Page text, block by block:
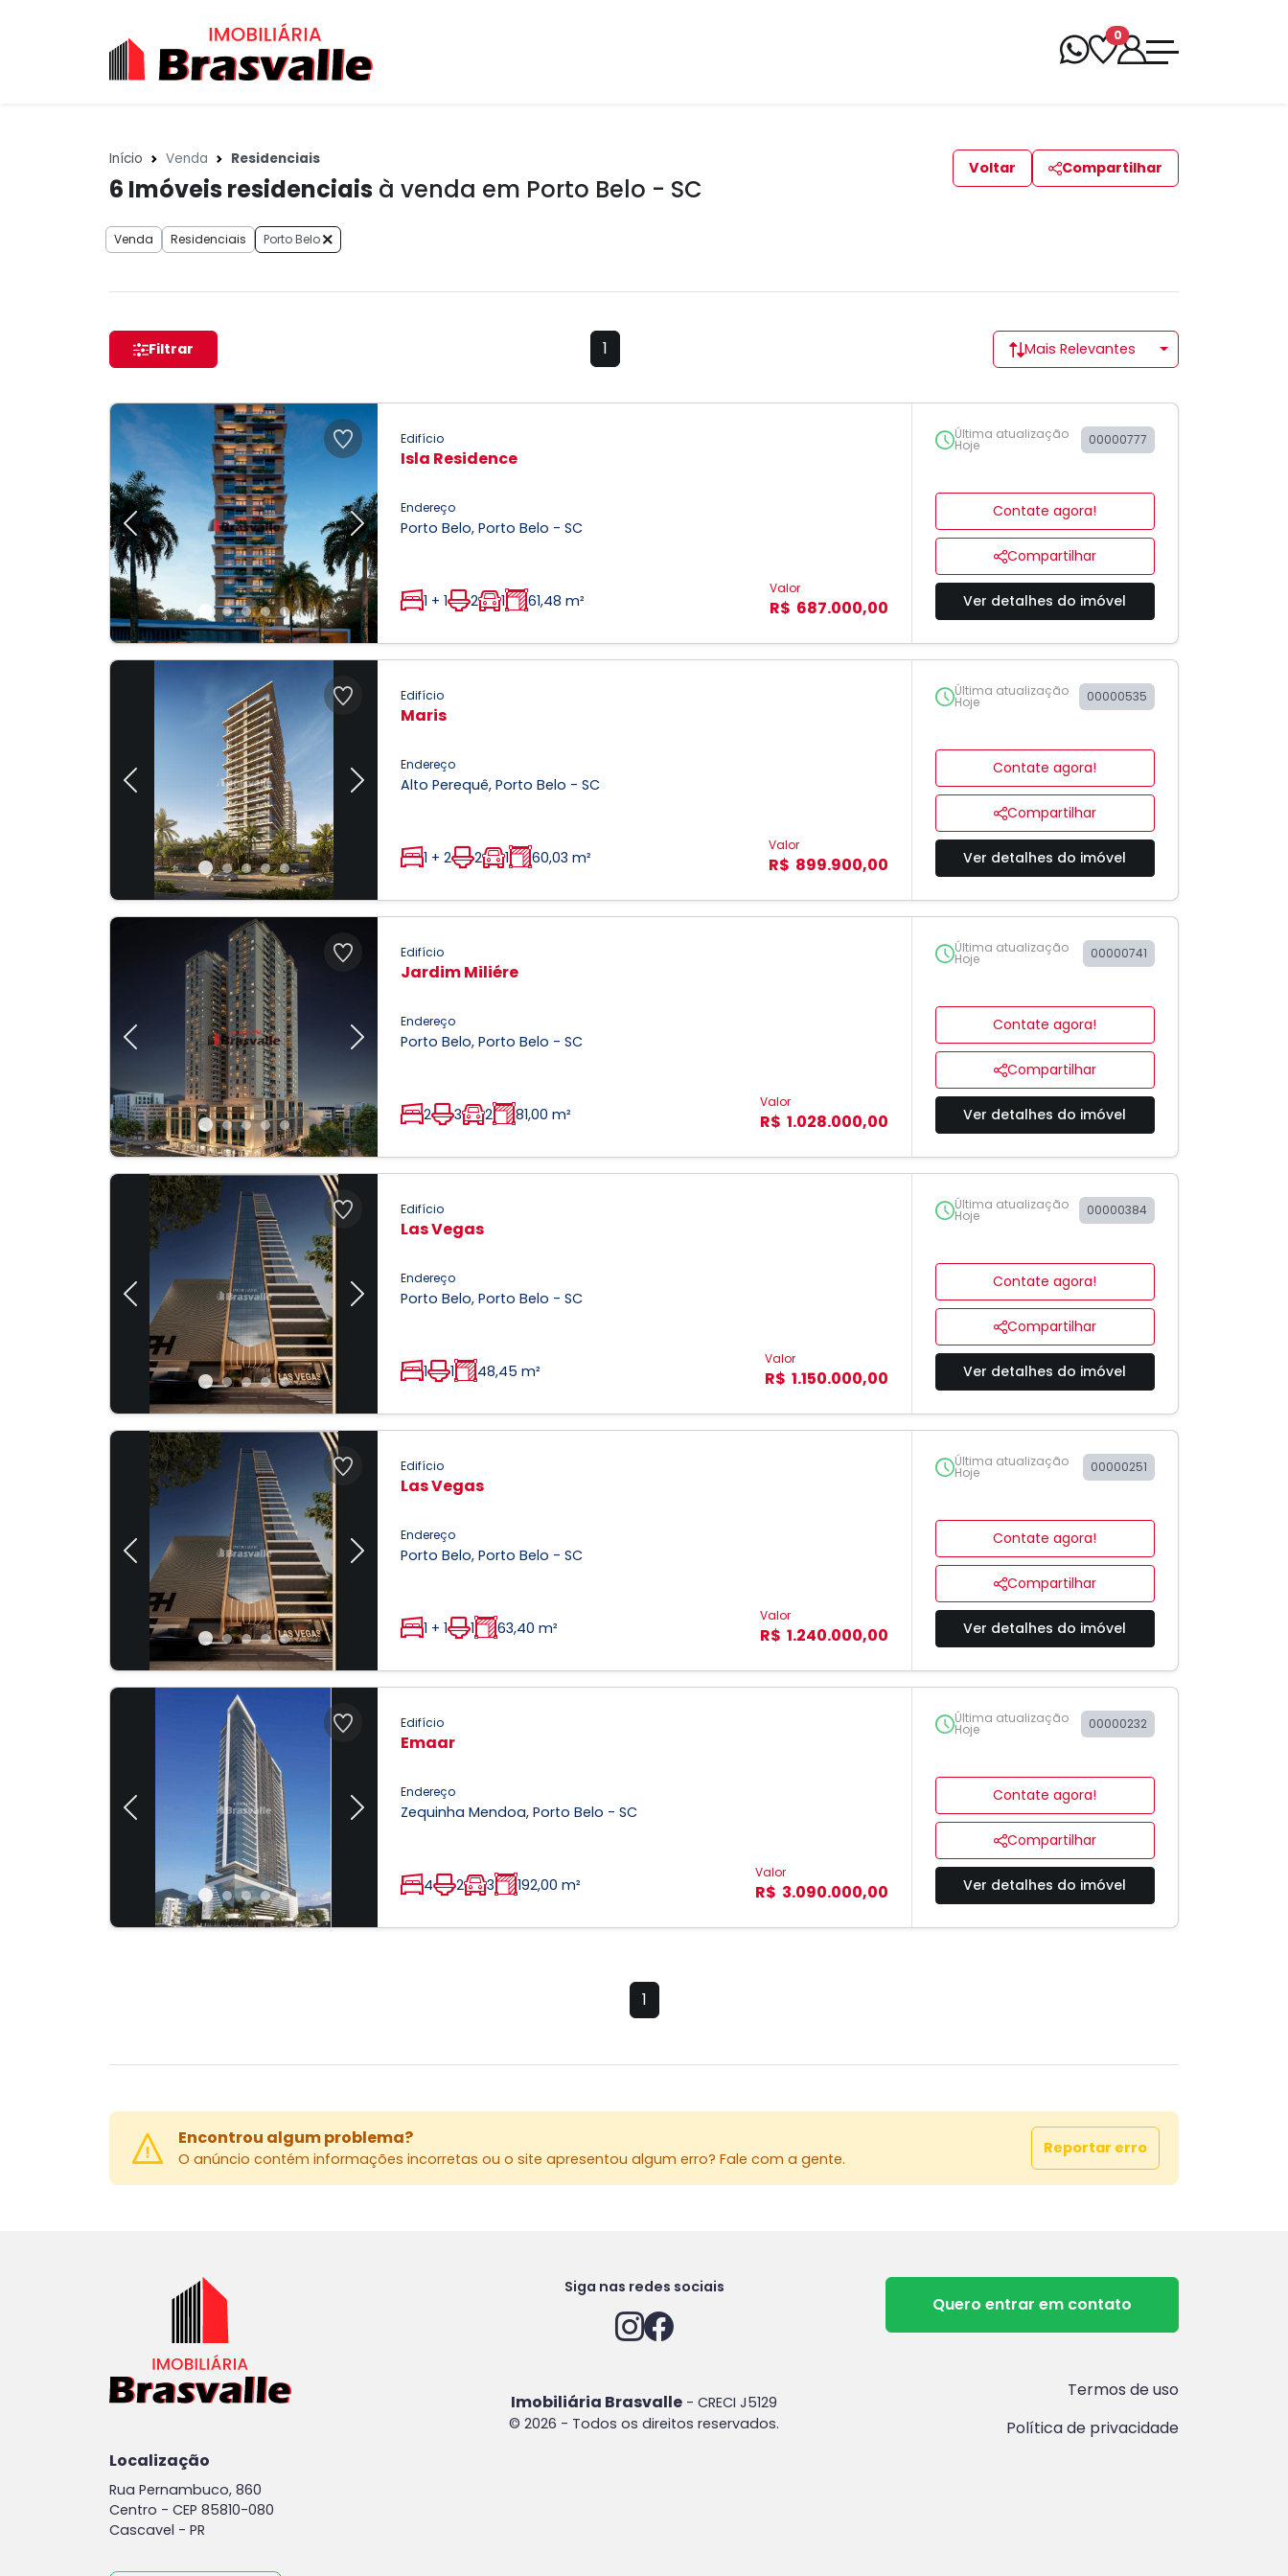
0
Início Venda Residenciais
6 Imóveis residenciais à venda em Porto Belo - SC
Voltar Compartilhar
Venda Residenciais Porto Belo
Filtrar 1 Mais Relevantes
Previous Next
Edifício
Isla Residence
Endereço
Porto Belo, Porto Belo - SC
1 + 1 2 1 61,48 m²
Valor
R$ 687.000,00
Última atualização
Hoje 00000777
Contate agora!
Compartilhar
Ver detalhes do imóvel
Previous Next
Edifício
Maris
Endereço
Alto Perequê, Porto Belo - SC
1 + 2 2 1 60,03 m²
Valor
R$ 899.900,00
Última atualização
Hoje 00000535
Contate agora!
Compartilhar
Ver detalhes do imóvel
Previous Next
Edifício
Jardim Miliére
Endereço
Porto Belo, Porto Belo - SC
2 3 2 81,00 m²
Valor
R$ 1.028.000,00
Última atualização
Hoje 00000741
Contate agora!
Compartilhar
Ver detalhes do imóvel
Previous Next
Edifício
Las Vegas
Endereço
Porto Belo, Porto Belo - SC
1 1 48,45 m²
Valor
R$ 1.150.000,00
Última atualização
Hoje 00000384
Contate agora!
Compartilhar
Ver detalhes do imóvel
Previous Next
Edifício
Las Vegas
Endereço
Porto Belo, Porto Belo - SC
1 + 1 1 63,40 m²
Valor
R$ 1.240.000,00
Última atualização
Hoje 00000251
Contate agora!
Compartilhar
Ver detalhes do imóvel
Previous Next
Edifício
Emaar
Endereço
Zequinha Mendoa, Porto Belo - SC
4 2 3 192,00 m²
Valor
R$ 3.090.000,00
Última atualização
Hoje 00000232
Contate agora!
Compartilhar
Ver detalhes do imóvel
1
Encontrou algum problema?
O anúncio contém informações incorretas ou o site apresentou algum erro? Fale com a gente.
Reportar erro
Localização
Rua Pernambuco, 860
Centro - CEP 85810-080
Cascavel - PR
Siga nas redes sociais
Imobiliária Brasvalle - CRECI J5129
© 2026 - Todos os direitos reservados.
Quero entrar em contato
Termos de uso
Política de privacidade